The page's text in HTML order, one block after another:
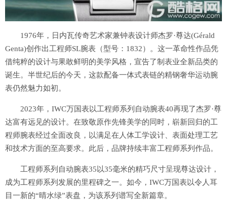
1976年，日内瓦传奇艺术家兼钟表设计师杰罗·尊达(Gérald
Genta)创作出工程师SL腕表（型号：1832）。这一革命性作品凭
借纯粹的设计与果敢鲜明的美学风格，宣告了制表业全新品类的
诞生。半世纪后的今天，这款配备一体式表链的精钢奢华运动腕
表仍然魅力如初。
2023年，IWC万国表以工程师系列自动腕表40再现了杰罗·尊
达富有远见的设计。在致敬原作先锋美学的同时，崭新回归的工
程师腕表经过全面改良，以满足在人体工学设计、表面处理工艺
和技术方面的至高要求。此后，品牌持续丰富工程师系列作品。
工程师系列自动腕表35以35毫米的精巧尺寸呈现尊达设计，
成为工程师系列发展的里程碑之一。如今，IWC万国表以令人耳
目一新的“晴水绿”表盘，为该系列谱写全新篇章。